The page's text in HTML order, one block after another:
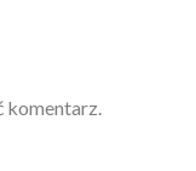
komentarz.